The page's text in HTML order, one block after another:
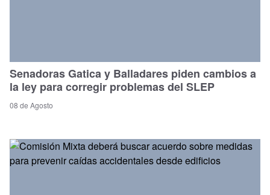
Senadoras Gatica y Balladares piden cambios a
la ley para corregir problemas del SLEP
08 de Agosto